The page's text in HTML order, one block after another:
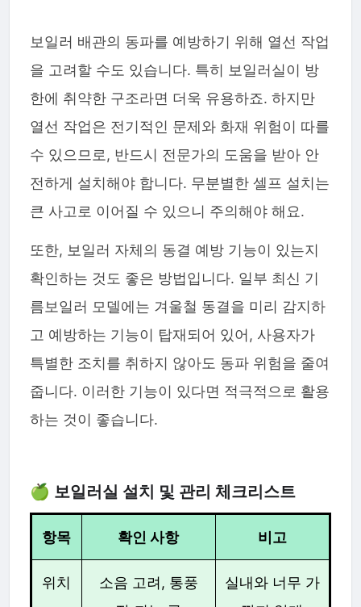
보일러 배관의 동파를 예방하기 위해 열선 작업
을 고려할 수도 있습니다. 특히 보일러실이 방
한에 취약한 구조라면 더욱 유용하죠. 하지만
열선 작업은 전기적인 문제와 화재 위험이 따를
수 있으므로, 반드시 전문가의 도움을 받아 안
전하게 설치해야 합니다. 무분별한 셀프 설치는
큰 사고로 이어질 수 있으니 주의해야 해요.
또한, 보일러 자체의 동결 예방 기능이 있는지
확인하는 것도 좋은 방법입니다. 일부 최신 기
름보일러 모델에는 겨울철 동결을 미리 감지하
고 예방하는 기능이 탑재되어 있어, 사용자가
특별한 조치를 취하지 않아도 동파 위험을 줄여
줍니다. 이러한 기능이 있다면 적극적으로 활용
하는 것이 좋습니다.
🍏 보일러실 설치 및 관리 체크리스트
항목 확인 사항 비고
위치
소음 고려, 통풍
실내와 너무 가